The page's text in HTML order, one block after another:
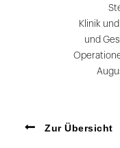
Klinik
und
Zur Übersicht